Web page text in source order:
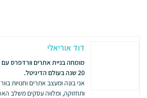
דוד אוריאלי
מומחה בניית אתרים וורדפרס עם
אני בונה ומעצב אתרים וחנויות
ותחזוקה, ומלווה עסקים משלב